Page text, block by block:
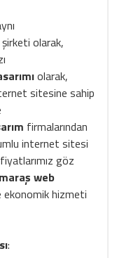
şirketi olarak,
olarak,
sitesine sahip
firmalarından
internet sitesi
göz
web
ekonomik hizmeti
: